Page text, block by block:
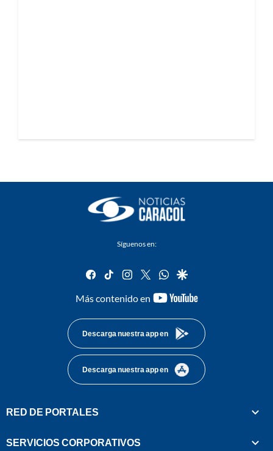
Síguenos en:
facebook
tiktok instagram
twitterwhatsapp
google
Más contenido en
youtube-
Descarga nuestra app en
Descarga nuestra app en
RED DE PORTALES
SERVICIOS CORPORATIVOS